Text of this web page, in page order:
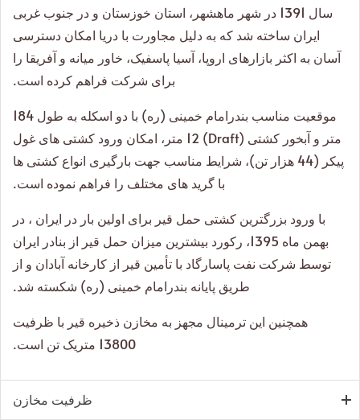
سال 1391 در شهر ماهشهر، استان خوزستان و در جنوب غربی
ایران ساخته شد که به دلیل مجاورت با دریا امکان دسترسی
آسان به اکثر بازارهای اروپا، آسیا پاسفیک، خاور میانه و آفریقا را
برای شرکت فراهم کرده است.
موقعیت مناسب بندرامام خمینی (ره) با دو اسکله به طول 184
متر و آبخور کشتی (Draft) 12 متر، امکان ورود کشتی های غول
پیکر (44 هزار تن)، شرایط مناسب جهت بارگیری انواع کشتی ها
با گرید های مختلف را فراهم نموده است.
با ورود بزرگترین کشتی حمل قیر برای اولین بار در ایران ، در
بهمن ماه 1395، رکورد بیشترین میزان حمل قیر از بنادر ایران
توسط شرکت نفت پاسارگاد با تأمین قیر از کارخانه آبادان و از
طریق پایانه بندرامام خمینی (ره) شکسته شد.
همچنين اين ترمينال مجهز به مخازن ذخيره قير با ظرفيت
13800 متريک تن است.
ظرفیت مخازن